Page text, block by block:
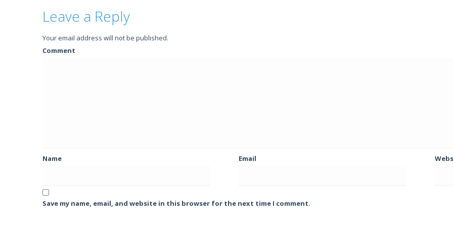
Leave a Reply
Your email address will not be published.
Comment
Name Email
Save my name, email, and website in this browser for the next time I comment.